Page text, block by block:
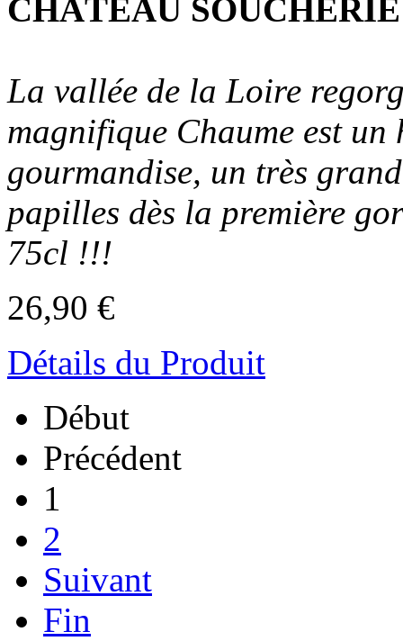
CHÂTEAU SOUCHERIE
La vallée de la Loire
magnifique Chaume est
gourmandise, un très
papilles dès la première
75cl !!!
26,90 €
Détails du Produit
Début
Précédent
1
2
Suivant
Fin